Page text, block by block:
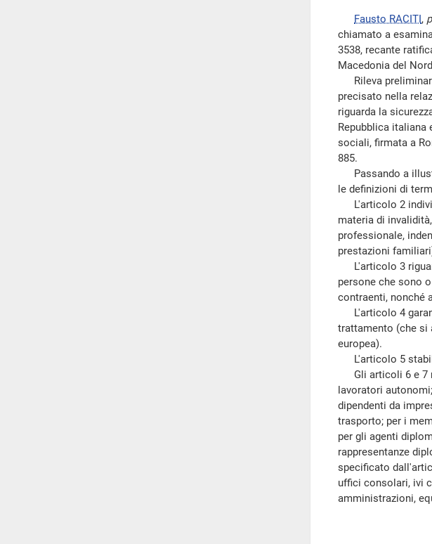
Fausto RACITI,
chiamato a
3538, recante
Macedonia del
Rileva
precisato nella
riguarda la
Repubblica italiana
sociali, firmata a
885.
Passando a
le definizioni di
L'articolo 2
materia di
professionale,
prestazioni
L'articolo 3
persone che sono
contraenti, nonché
L'articolo 4
trattamento (che si
europea).
L'articolo 5
Gli articoli 6 e 7
lavoratori
dipendenti da
trasporto; per i
per gli agenti
rappresentanze
specificato
uffici consolari, ivi
amministrazioni,